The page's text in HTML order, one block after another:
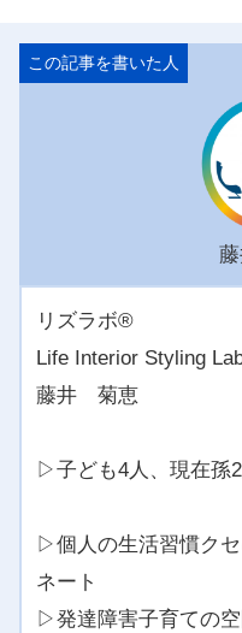
リズラボ®️
Life Interior Styling
藤井 菊恵
▷子ども4人、現在孫
▷個人の生活習慣ク
ネート
▷発達障害子育ての